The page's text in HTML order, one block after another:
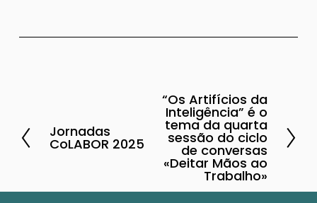
A
n
e
Jornadas
CoLABOR 2025
P“Os Artifícios da
Inteligência” é o
tema da quarta
sessão do ciclo
de conversas
«Deitar Mãos ao
Trabalho»